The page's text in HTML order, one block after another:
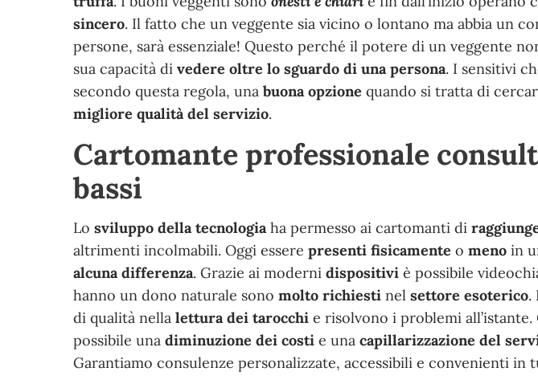
sincero. Il fatto che un veggente sia vicino o lontano ma abbia un
persone, sarà essenziale! Questo perché il potere di un veggente
sua capacità divedere oltre lo sguardo di una persona. I sensitivi
secondo questa regola, unabuona opzione quando si tratta di
migliore qualità del servizio.
Cartomante professionale
bassi
Losviluppo della tecnologiaha permesso ai cartomanti di
altrimenti incolmabili. Oggi esserepresenti fisicamente omeno in
alcuna differenza. Grazie ai modernidispositivi è possibile
hanno un dono naturale sonomolto richiesti nelsettore esoterico.
di qualità nellalettura dei tarocchi e risolvono i problemi
possibile unadiminuzione dei costi e unacapillarizzazione del
Garantiamo consulenze personalizzate, accessibili e convenienti in